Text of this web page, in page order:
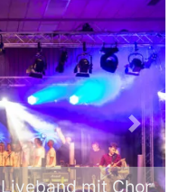
Liveband mit Chor
N
e